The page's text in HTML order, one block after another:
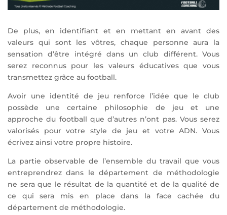
De plus, en identifiant et en mettant en avant des
valeurs qui sont les vôtres, chaque personne aura la
sensation d’être intégré dans un club différent. Vous
serez reconnus pour les valeurs éducatives que vous
transmettez grâce au football.
Avoir une identité de jeu renforce l’idée que le club
possède une certaine philosophie de jeu et une
approche du football que d’autres n’ont pas. Vous serez
valorisés pour votre style de jeu et votre ADN. Vous
écrivez ainsi votre propre histoire.
La partie observable de l’ensemble du travail que vous
entreprendrez dans le département de méthodologie
ne sera que le résultat de la quantité et de la qualité de
ce qui sera mis en place dans la face cachée du
département de méthodologie.